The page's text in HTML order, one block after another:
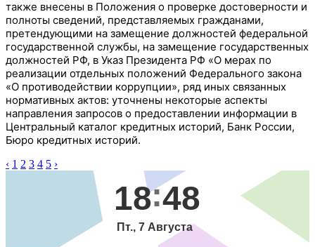
также внесены в Положения о проверке достоверности и
полноты сведений, представляемых гражданами,
претендующими на замещение должностей федеральной
государственной службы, на замещение государственных
должностей РФ, в Указ Президента РФ «О мерах по
реализации отдельных положений Федерального закона
«О противодействии коррупции», ряд иных связанных
нормативных актов: уточнены некоторые аспекты
направления запросов о предоставлении информации в
Центральный каталог кредитных историй, Банк России,
Бюро кредитных историй.
‹ 1 2 3 4 5 ›
18 48
Пт., 7 Августа